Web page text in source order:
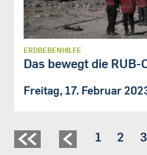
ERDBEBENHILFE
Das bewegt die
Freitag, 17. Februar
Seitennummerierung
Seite
1 Seite
2 3